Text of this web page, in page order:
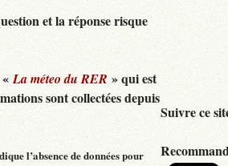
et la réponse risque
«La méteo du RER » qui est
sont collectées depuis
l’absence de données pour
Suivre ce